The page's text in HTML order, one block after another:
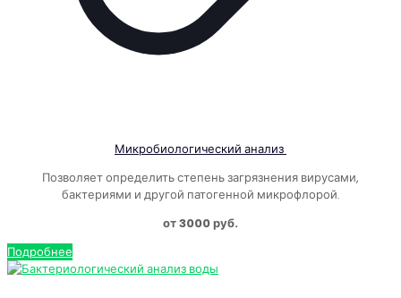
Микробиологический анализ
Позволяет определить степень загрязнения вирусами,
бактериями и другой патогенной микрофлорой.
от 3000 руб.
Подробнее